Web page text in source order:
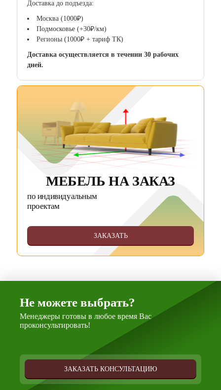
Доставка до подъезда:
Москва (1000₽)
Подмосковье (+30₽/км)
Регионы (1000₽ + тариф ТК)
Доставка осуществляется в течении 30 рабочих
дней.
МЕБЕЛЬ НА ЗАКАЗ
по индивидуальным
проектам
ЗАКАЗАТЬ
Не можете выбрать?
Менеджеры готовы в любое время Вас
проконсультировать!
ЗАКАЗАТЬ КОНСУЛЬТАЦИЮ